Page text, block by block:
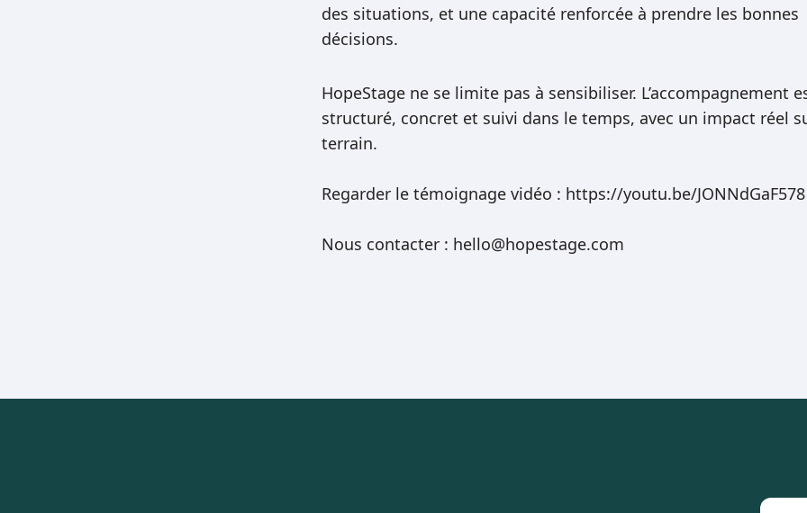
des situations, et une capacité renforcée à prendre les bonnes
décisions.
HopeStage ne se limite pas à sensibiliser. L’accompagnement
structuré, concret et suivi dans le temps, avec un impact réel
terrain.
Regarder le témoignage vidéo : https://youtu.be/JONNdGaF578
Nous contacter : hello@hopestage.com